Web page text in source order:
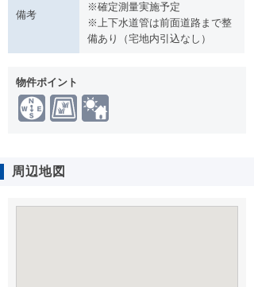
備考
※確定測量実施予定
※上下水道管は前面道路まで整
備あり（宅地内引込なし）
物件ポイント
周辺地図